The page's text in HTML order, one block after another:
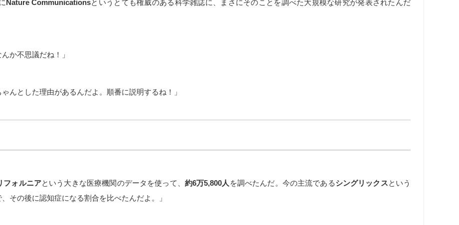
Nature Communicationsというとても権威のある科学雑誌に、まさにそのことを調べた大規模な研究が発表されたんだ
か不思議だね！」
んとした理由があるんだよ。順番に説明するね！」
フォルニアという大きな医療機関のデータを使って、 約6万5,800人 を調べたんだ。今の主流であるシングリックスという
その後に認知症になる割合を比べたんだよ。」